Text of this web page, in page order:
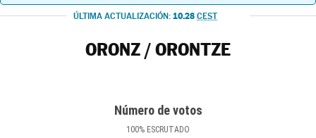
ÚLTIMA ACTUALIZACIÓN: 10.28 CEST
ORONZ / ORONTZE
Número de votos
100% ESCRUTADO